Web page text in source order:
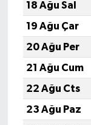
18 Ağu Sal
19 Ağu Çar
20 Ağu Per
21 Ağu Cum
22 Ağu Cts
23 Ağu Paz